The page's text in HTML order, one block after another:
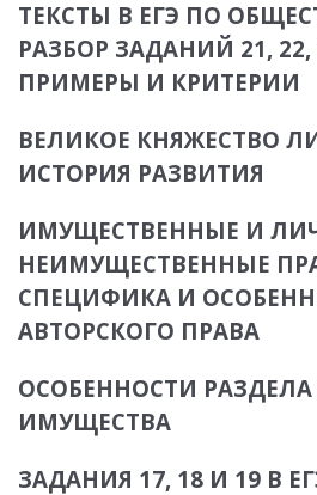
ТЕКСТЫ В ЕГЭ ПО
РАЗБОР ЗАДАНИЙ 21, 22,
ПРИМЕРЫ И КРИТЕРИИ
ВЕЛИКОЕ КНЯЖЕСТВО
ИСТОРИЯ РАЗВИТИЯ
ИМУЩЕСТВЕННЫЕ И
НЕИМУЩЕСТВЕННЫЕ
СПЕЦИФИКА И
АВТОРСКОГО ПРАВА
ОСОБЕННОСТИ
ИМУЩЕСТВА
ЗАДАНИЯ 17, 18 И 19 В